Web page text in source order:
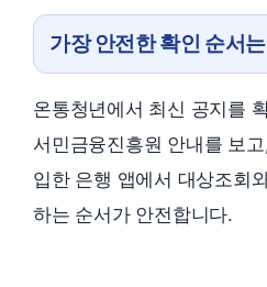
가장 안전한 확인 순서
온통청년에서 최신 공지를
서민금융진흥원 안내를 보
입한 은행 앱에서 대상조회
하는 순서가 안전합니다.